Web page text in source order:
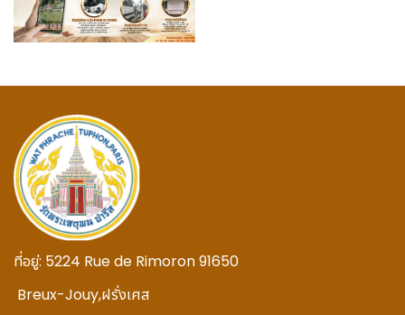
ที่อยู่: 5224 Rue de Rimoron 91650
Breux-Jouy,ฝรั่งเศส